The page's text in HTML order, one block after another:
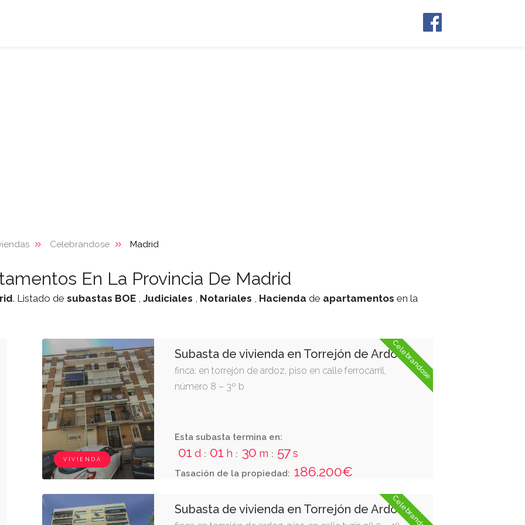
Celebrandose Madrid
En La Provincia De Madrid
. Listado de subastas BOE , Judiciales , Notariales , Hacienda de apartamentos en la
VIVIENDA
Celebrandose
Subasta de vivienda en Torrejón de Ardoz
finca: en torrejón de ardoz, piso en calle ferrocarril,
número 8 – 3º b
Esta subasta termina en:
01 d : 01 h : 30 m : 56s
Tasación de la propiedad: 186.200€
Celebrandose
Subasta de vivienda en Torrejón de Ardoz